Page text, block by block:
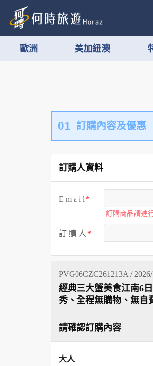
歐洲 美加紐澳
01 訂購內容及優惠
訂購人資料
E m a i l
訂購商品請進
訂 購 人
PVG06CZC261213A /
經典三大蟹美食江南6
秀、全程無購物、無自
請確認訂購內容
大人